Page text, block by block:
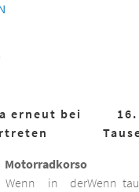
erneut bei
Wenn in derWenn